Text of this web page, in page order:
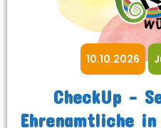
10.10.2026
CheckUp –
Ehrenamtliche